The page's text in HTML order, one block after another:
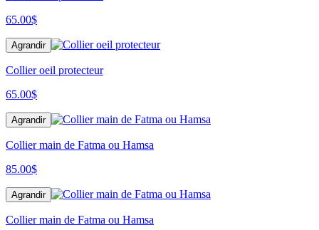
65.00$
Agrandir
Collier oeil protecteur
65.00$
Agrandir
Collier main de Fatma ou Hamsa
85.00$
Agrandir
Collier main de Fatma ou Hamsa